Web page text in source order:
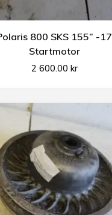
800 SKS 155” -17
Startmotor
2 600.00 kr